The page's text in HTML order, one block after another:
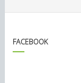
FACEBOOK